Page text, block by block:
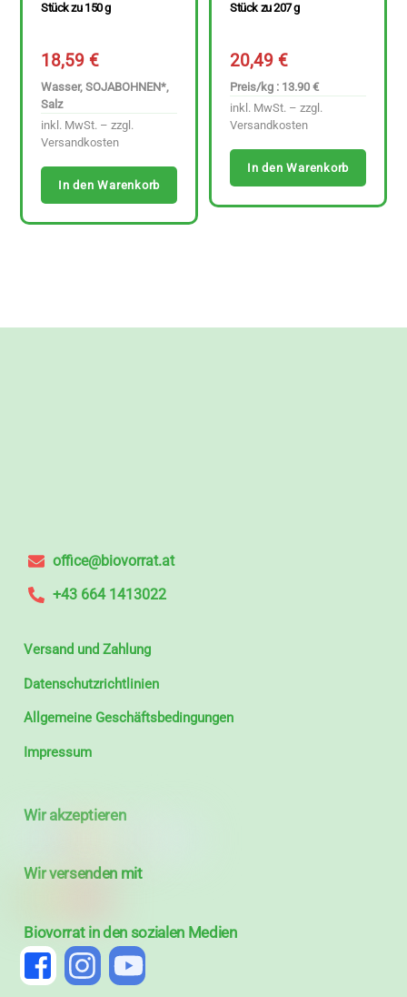
Stück zu 150 g
18,59€
Wasser, SOJABOHNEN*,
Salz
inkl. MwSt. – zzgl.
Versandkosten
In den Warenkorb
Stück zu 207 g
20,49€
Preis/kg : 13.90 €
inkl. MwSt. – zzgl.
Versandkosten
In den Warenkorb
office@biovorrat.at
+43 664 1413022
Versand und Zahlung
Datenschutzrichtlinien
Allgemeine Geschäftsbedingungen
Impressum
Wir akzeptieren
Wir versenden mit
Biovorrat in den sozialen Medien